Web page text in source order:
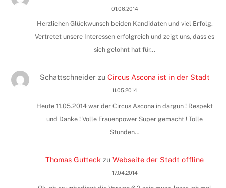
01.06.2014
Herzlichen Glückwunsch beiden Kandidaten und viel Erfolg.
Vertretet unsere Interessen erfolgreich und zeigt uns, dass es
sich gelohnt hat für…
Schattschneider zu Circus Ascona ist in der Stadt
11.05.2014
Heute 11.05.2014 war der Circus Ascona in dargun ! Respekt
und Danke ! Volle Frauenpower Super gemacht ! Tolle
Stunden…
Thomas Gutteck zuWebseite der Stadt offline
17.04.2014